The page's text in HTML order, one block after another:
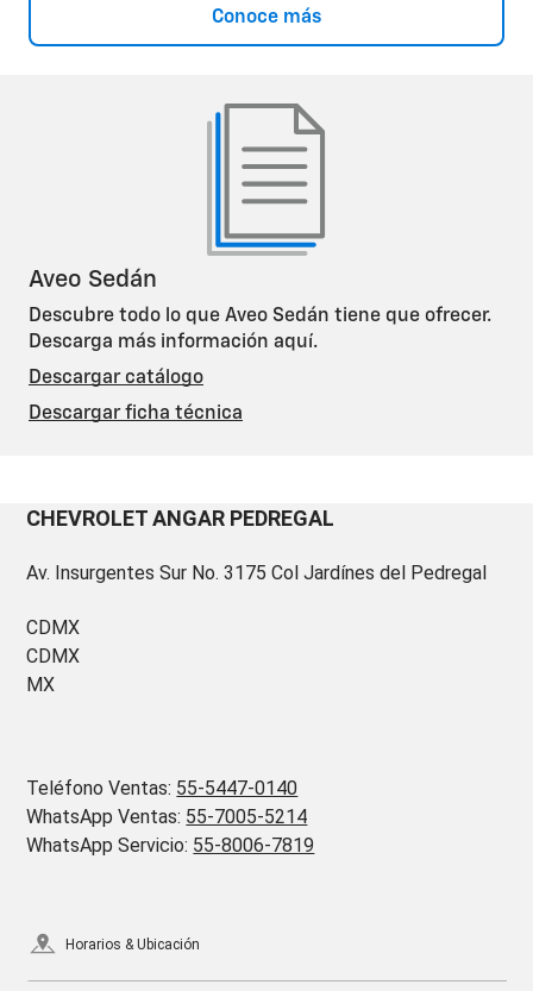
Conoce más
Aveo Sedán
Descubre todo lo que Aveo Sedán tiene que ofrecer.
Descarga más información aquí.
Descargar catálogo
Descargar ficha técnica